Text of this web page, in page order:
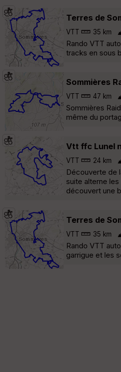
Terres de
VTT 35 km
Rando VTT
tracks en sous
Sommières
VTT 47 km
Sommières
même du
Vtt ffc Lunel
VTT 24 km
Découverte de
suite alterne
découvert une
Terres de
VTT 35 km
Rando VTT
garrigue et les